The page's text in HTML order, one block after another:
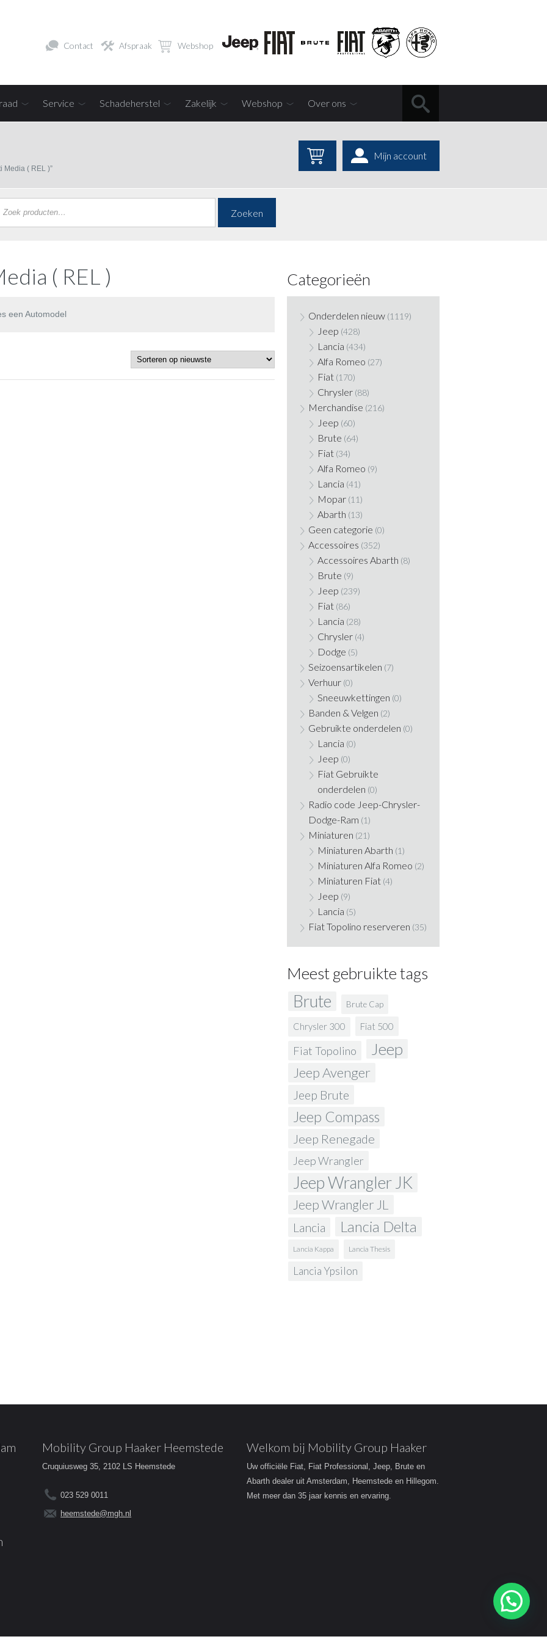
Contact Afspraak Webshop
Service Schadeherstel Zakelijk Webshop Over ons
Media ( REL )”
Mijn account
Zoeken
( REL )
een Automodel
Categorieën
Onderdelen nieuw (1119)
Jeep (428)
Lancia (434)
Alfa Romeo (27)
Fiat (170)
Chrysler (88)
Merchandise (216)
Jeep (60)
Brute (64)
Fiat (34)
Alfa Romeo (9)
Lancia (41)
Mopar (11)
Abarth (13)
Geen categorie (0)
Accessoires (352)
Accessoires Abarth (8)
Brute (9)
Jeep (239)
Fiat (86)
Lancia (28)
Chrysler (4)
Dodge (5)
Seizoensartikelen (7)
Verhuur (0)
Sneeuwkettingen (0)
Banden & Velgen (2)
Gebruikte onderdelen (0)
Lancia (0)
Jeep (0)
Fiat Gebruikte
onderdelen (0)
Radio code Jeep-Chrysler-
Dodge-Ram (1)
Miniaturen (21)
Miniaturen Abarth (1)
Miniaturen Alfa Romeo (2)
Miniaturen Fiat (4)
Jeep (9)
Lancia (5)
Fiat Topolino reserveren (35)
Meest gebruikte tags
Brute Brute Cap
Chrysler 300 Fiat 500
Fiat Topolino Jeep
Jeep Avenger
Jeep Brute
Jeep Compass
Jeep Renegade
Jeep Wrangler
Jeep Wrangler JK
Jeep Wrangler JL
Lancia Lancia Delta
Lancia Kappa Lancia Thesis
Lancia Ypsilon
Mobility Group Haaker Heemstede
Cruquiusweg 35, 2102 LS Heemstede
023 529 0011
heemstede@mgh.nl
Welkom bij Mobility Group Haaker
Uw officiële Fiat, Fiat Professional, Jeep, Brute en
Abarth dealer uit Amsterdam, Heemstede en Hillegom.
Met meer dan 35 jaar kennis en ervaring.